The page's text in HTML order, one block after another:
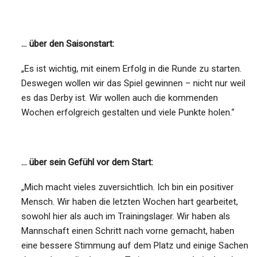
… über den Saisonstart:
„Es ist wichtig, mit einem Erfolg in die Runde zu starten.
Deswegen wollen wir das Spiel gewinnen – nicht nur weil
es das Derby ist. Wir wollen auch die kommenden
Wochen erfolgreich gestalten und viele Punkte holen.“
… über sein Gefühl vor dem Start:
„Mich macht vieles zuversichtlich. Ich bin ein positiver
Mensch. Wir haben die letzten Wochen hart gearbeitet,
sowohl hier als auch im Trainingslager. Wir haben als
Mannschaft einen Schritt nach vorne gemacht, haben
eine bessere Stimmung auf dem Platz und einige Sachen